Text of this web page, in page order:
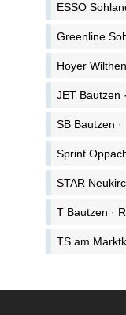
ESSO
Greenline
Hoyer
JET Bautzen
SB Bautzen
Sprint
STAR
T Bautzen ·
TS am